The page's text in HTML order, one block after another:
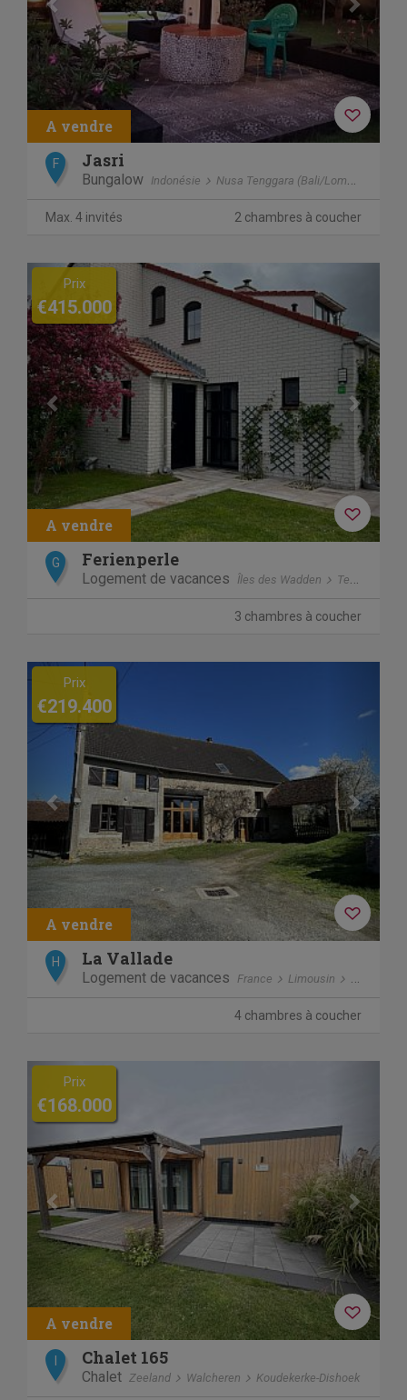
F Jasri
Bungalow Indonésie Nusa Tenggara (Bali/Lombok)
Max. 4 invités 2 chambres à coucher
Previous
Prix
€415.000
G Ferienperle
Logement de vacances Îles des Wadden Texel
3 chambres à coucher
Previous
Prix
€219.400
H La Vallade
Logement de vacances France Limousin Le Bourg-
4 chambres à coucher
Previous
Prix
€168.000
Chalet 165
Chalet Zeeland Walcheren Koudekerke-Dishoek